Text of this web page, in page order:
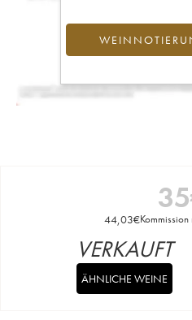
35
44,03€
VERKAUFT
ÄHNLICHE WEINE